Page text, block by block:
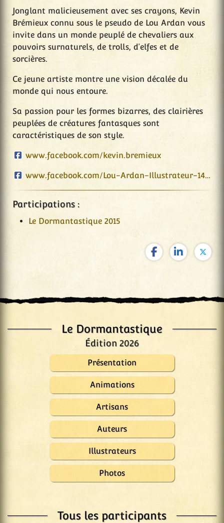
Le Dormantastique
Édition 2026
Présentation
Animations
Artisans
Auteurs
Illustrateurs
Photos
Tous les participants
Jonglant malicieusement avec ses crayons, Kevin
Brémieux connu sous le pseudo de Lou Ardan vous
invite dans un monde peuplé de chevaliers aux
pouvoirs surnaturels, de trolls, d’elfes et de
sorcières.
Ce jeune artiste montre une vision décalée du
monde qui nous entoure.
Sa passion pour les formes bizarres, des clairières
peuplées de créatures fantasques sont
caractéristiques de son style.
www.facebook.com/kevin.bremieux
www.facebook.com/Lou-Ardan-Illustrateur-1498595730376203
Participations :
Le Dormantastique 2015